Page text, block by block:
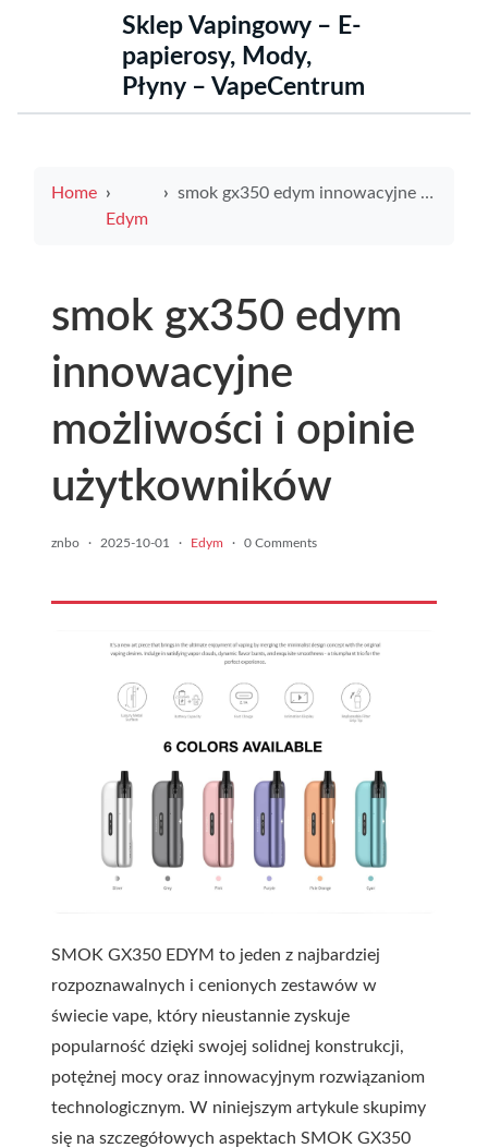
Sklep Vapingowy – E-
papierosy, Mody,
Płyny – VapeCentrum
Home
Edym
smok gx350 edym innowacyjne możliwości i opinie użytkowników
smok gx350 edym
innowacyjne
możliwości i opinie
użytkowników
znbo · 2025-10-01 · Edym · 0 Comments
SMOK GX350 EDYM to jeden z najbardziej
rozpoznawalnych i cenionych zestawów w
świecie vape, który nieustannie zyskuje
popularność dzięki swojej solidnej konstrukcji,
potężnej mocy oraz innowacyjnym rozwiązaniom
technologicznym. W niniejszym artykule skupimy
się na szczegółowych aspektach SMOK GX350